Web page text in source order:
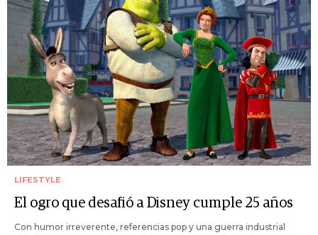
LIFESTYLE
El ogro que desafió a Disney cumple 25 años
Con humor irreverente, referencias pop y una guerra industrial